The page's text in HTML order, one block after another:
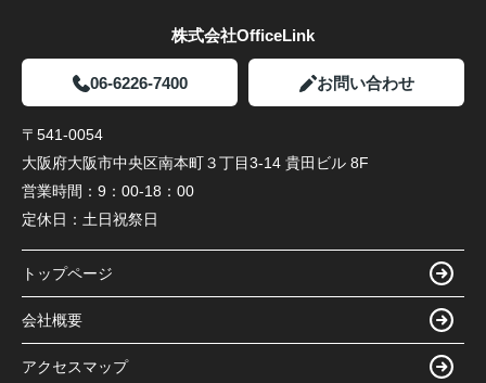
株式会社OfficeLink
06-6226-7400 お問い合わせ
〒541-0054
大阪府大阪市中央区南本町３丁目3-14 貴田ビル 8F
営業時間： 9：00-18：00
定休日： 土日祝祭日
トップページ
会社概要
アクセスマップ